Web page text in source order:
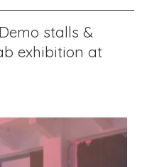
stalls &
exhibition at